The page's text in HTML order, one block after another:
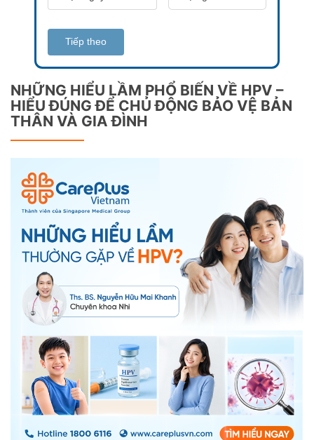
Tiếp theo
NHỮNG HIỂU LẦM PHỔ BIẾN VỀ HPV –
HIỂU ĐÚNG ĐỂ CHỦ ĐỘNG BẢO VỆ BẢN
THÂN VÀ GIA ĐÌNH